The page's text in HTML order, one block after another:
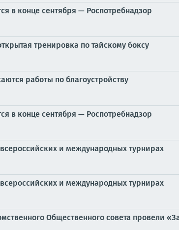
в конце сентября — Роспотребнадзор
тренировка по тайскому боксу
работы по благоустройству
в конце сентября — Роспотребнадзор
и международных турнирах
и международных турнирах
Общественного совета провели